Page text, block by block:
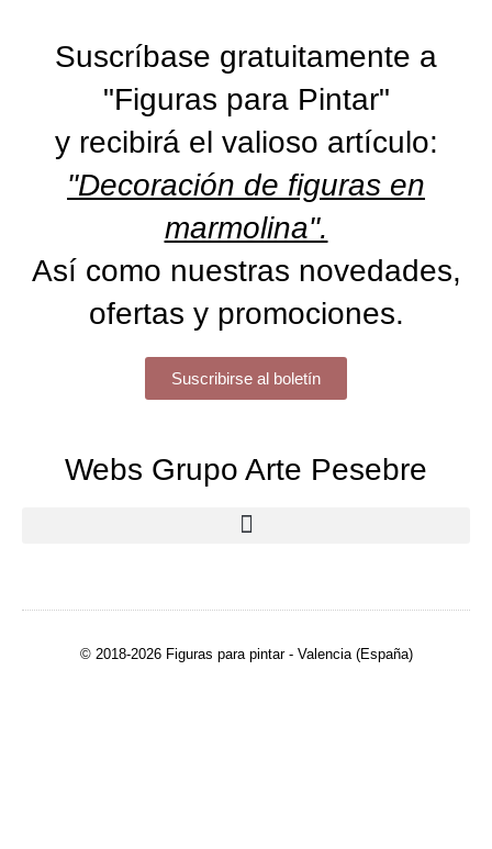
Suscríbase gratuitamente a
"Figuras para Pintar"
y recibirá el valioso artículo:
"Decoración de figuras en
marmolina".
Así como nuestras novedades,
ofertas y promociones.
Suscribirse al boletín
Webs Grupo Arte Pesebre
© 2018-2026 Figuras para pintar - Valencia (España)